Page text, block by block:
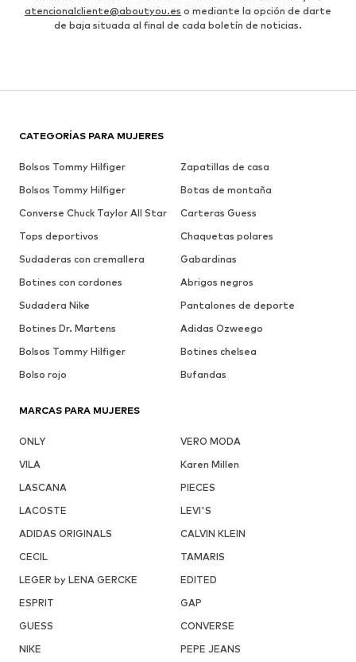
atencionalcliente@aboutyou.es o mediante la opción de darte
de baja situada al final de cada boletín de noticias.
CATEGORÍAS PARA MUJERES
Bolsos Tommy Hilfiger
Zapatillas de casa
Bolsos Tommy Hilfiger
Botas de montaña
Converse Chuck Taylor All Star
Carteras Guess
Tops deportivos
Chaquetas polares
Sudaderas con cremallera
Gabardinas
Botines con cordones
Abrigos negros
Sudadera Nike
Pantalones de deporte
Botines Dr. Martens
Adidas Ozweego
Bolsos Tommy Hilfiger
Botines chelsea
Bolso rojo
Bufandas
MARCAS PARA MUJERES
ONLY
VERO MODA
VILA
Karen Millen
LASCANA
PIECES
LACOSTE
LEVI'S
ADIDAS ORIGINALS
CALVIN KLEIN
CECIL
TAMARIS
LEGER by LENA GERCKE
EDITED
ESPRIT
GAP
GUESS
CONVERSE
NIKE
PEPE JEANS